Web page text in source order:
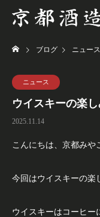
ブログ ニュース
ニュース
ウイスキーの楽
2025.11.14
こんにちは、京都みや
今回はウイスキーの楽
ウイスキーはコーヒー